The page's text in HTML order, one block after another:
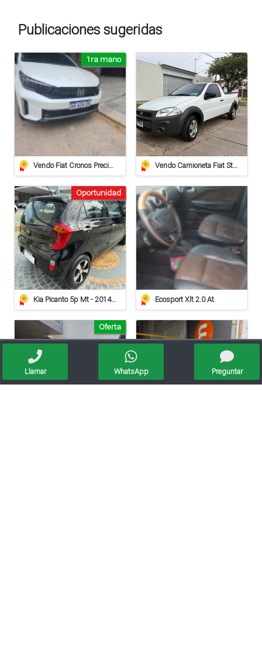
Publicaciones sugeridas
Vendo Fiat Cronos Precision 2025 Cvt 16.000km
1ra mano
Vendo Camioneta Fiat Strada Working
Kia Picanto 5p Mt - 2014 - 97.000km
Oportunidad
Ecosport Xlt 2.0 At
Oferta
Llamar WhatsApp Preguntar